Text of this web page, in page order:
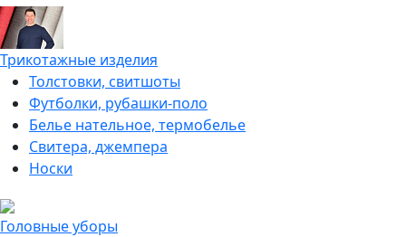
Трикотажные изделия
Толстовки, свитшоты
Футболки, рубашки-поло
Белье нательное, термобелье
Свитера, джемпера
Носки
Головные уборы